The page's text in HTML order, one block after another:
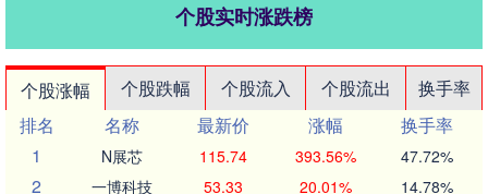
个股实时涨跌榜
个股涨幅 个股跌幅 个股流入 个股流出
换手率
排名
名称 最新价 涨幅
换手率
1
N展芯 115.74 393.56% 47.72%
2 一博科技 53.33 20.01% 14.78%